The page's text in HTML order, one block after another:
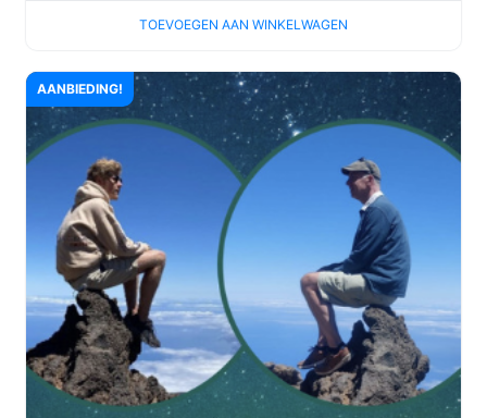
TOEVOEGEN AAN WINKELWAGEN
AANBIEDING!